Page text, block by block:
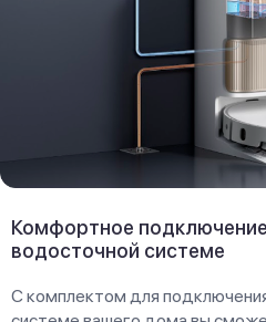
Комфортное
водосточной системе
С комплектом для